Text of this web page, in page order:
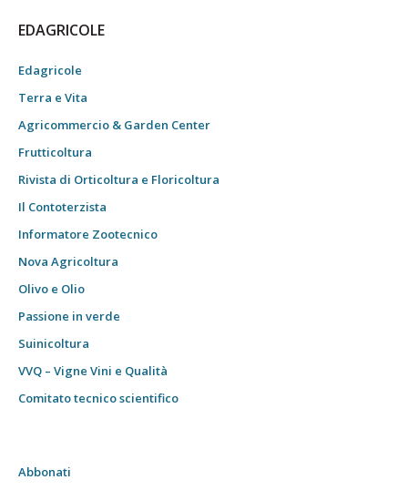
EDAGRICOLE
Edagricole
Terra e Vita
Agricommercio & Garden Center
Frutticoltura
Rivista di Orticoltura e Floricoltura
Il Contoterzista
Informatore Zootecnico
Nova Agricoltura
Olivo e Olio
Passione in verde
Suinicoltura
VVQ – Vigne Vini e Qualità
Comitato tecnico scientifico
Abbonati